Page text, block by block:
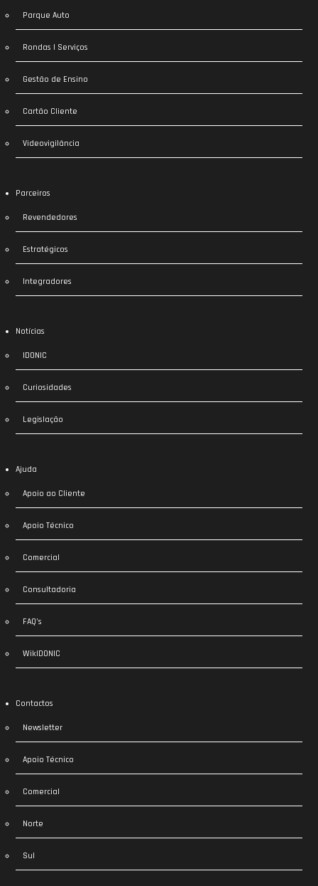
Parque Auto
Rondas | Serviços
Gestão de Ensino
Cartão Cliente
Videovigilância
Parceiros
Revendedores
Estratégicos
Integradores
Notícias
IDONIC
Curiosidades
Legislação
Ajuda
Apoio ao Cliente
Apoio Técnico
Comercial
Consultadoria
FAQ’s
WikIDONIC
Contactos
Newsletter
Apoio Técnico
Comercial
Norte
Sul